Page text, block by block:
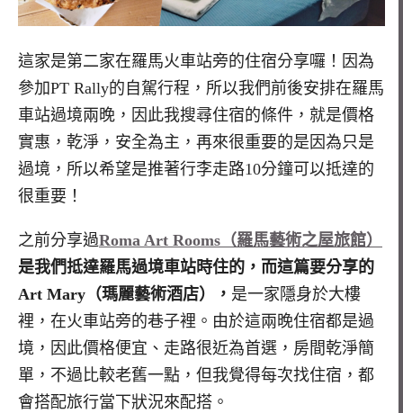
這家是第二家在羅馬火車站旁的住宿分享囉！因為
參加PT Rally的自駕行程，所以我們前後安排在羅馬
車站過境兩晚，因此我搜尋住宿的條件，就是價格
實惠，乾淨，安全為主，再來很重要的是因為只是
過境，所以希望是推著行李走路10分鐘可以抵達的
很重要！
之前分享過Roma Art Rooms（羅馬藝術之屋旅館）
是我們抵達羅馬過境車站時住的，而這篇要分享的
Art Mary（瑪麗藝術酒店）， 是一家隱身於大樓
裡，在火車站旁的巷子裡。由於這兩晚住宿都是過
境，因此價格便宜、走路很近為首選，房間乾淨簡
單，不過比較老舊一點，但我覺得每次找住宿，都
會搭配旅行當下狀況來配搭。